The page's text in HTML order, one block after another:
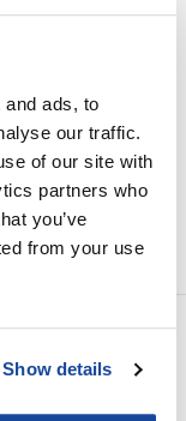
ads, to
our traffic.
of our site with
partners who
you’ve
from your use
Show details